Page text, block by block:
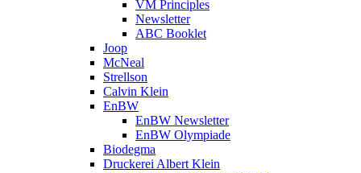
VM Principles
Newsletter
ABC Booklet
Joop
McNeal
Strellson
Calvin Klein
EnBW
EnBW Newsletter
EnBW Olympiade
Biodegma
Druckerei Albert Klein